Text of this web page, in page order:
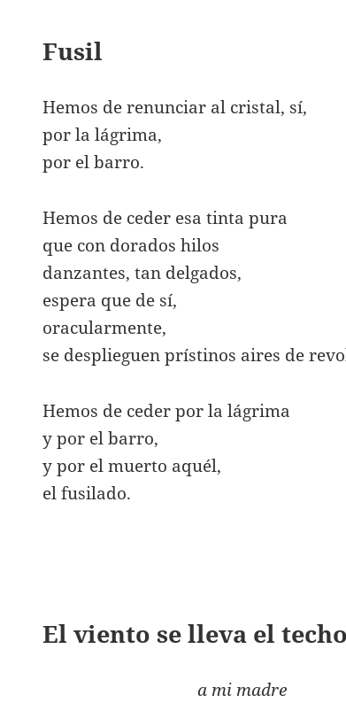
Fusil
Hemos de renunciar al cristal, sí,
por la lágrima,
por el barro.
Hemos de ceder esa tinta pura
que con dorados hilos
danzantes, tan delgados,
espera que de sí,
oracularmente,
se desplieguen prístinos aires de
Hemos de ceder por la lágrima
y por el barro,
y por el muerto aquél,
el fusilado.
El viento se lleva el
a mi madre